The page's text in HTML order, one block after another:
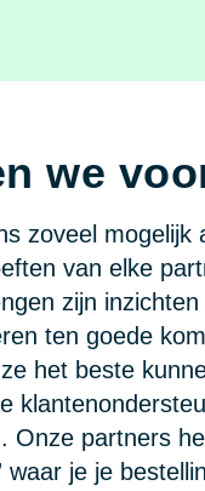
we
zoveel mogelijk
van elke
zijn
ten goede
het beste
Onze partners
waar je je